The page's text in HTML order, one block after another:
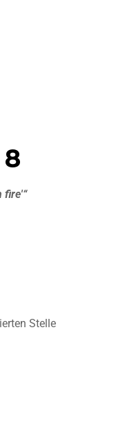
fire'“
Stelle